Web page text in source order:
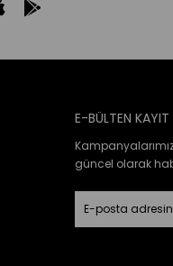
E-BÜLTEN KAYIT
güncel olarak